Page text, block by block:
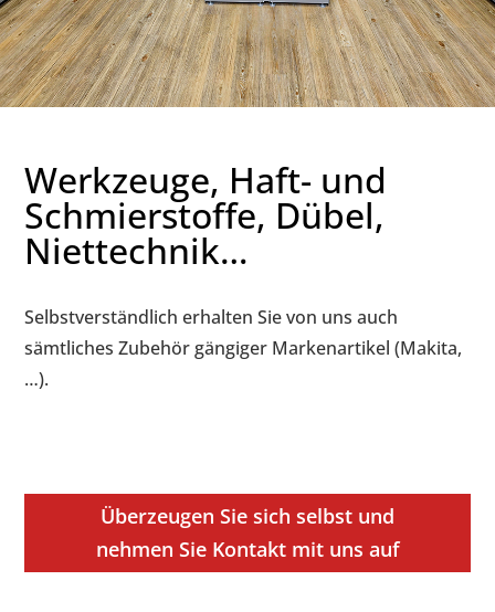
Werkzeuge, Haft- und
Schmierstoffe, Dübel,
Niettechnik…
Selbstverständlich erhalten Sie von uns auch
sämtliches Zubehör gängiger Markenartikel (Makita,
…).
Überzeugen Sie sich selbst und
nehmen Sie Kontakt mit uns auf